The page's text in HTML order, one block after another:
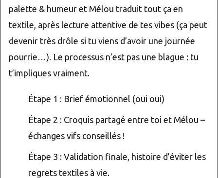
palette & humeur et Mélou traduit tout ça en
textile, après lecture attentive de tes vibes (ça peut
devenir très drôle si tu viens d’avoir une journée
pourrie…). Le processus n’est pas une blague : tu
t’impliques vraiment.
Étape 1 : Brief émotionnel (oui oui)
Étape 2 : Croquis partagé entre toi et Mélou –
échanges vifs conseillés !
Étape 3 : Validation finale, histoire d’éviter les
regrets textiles à vie.